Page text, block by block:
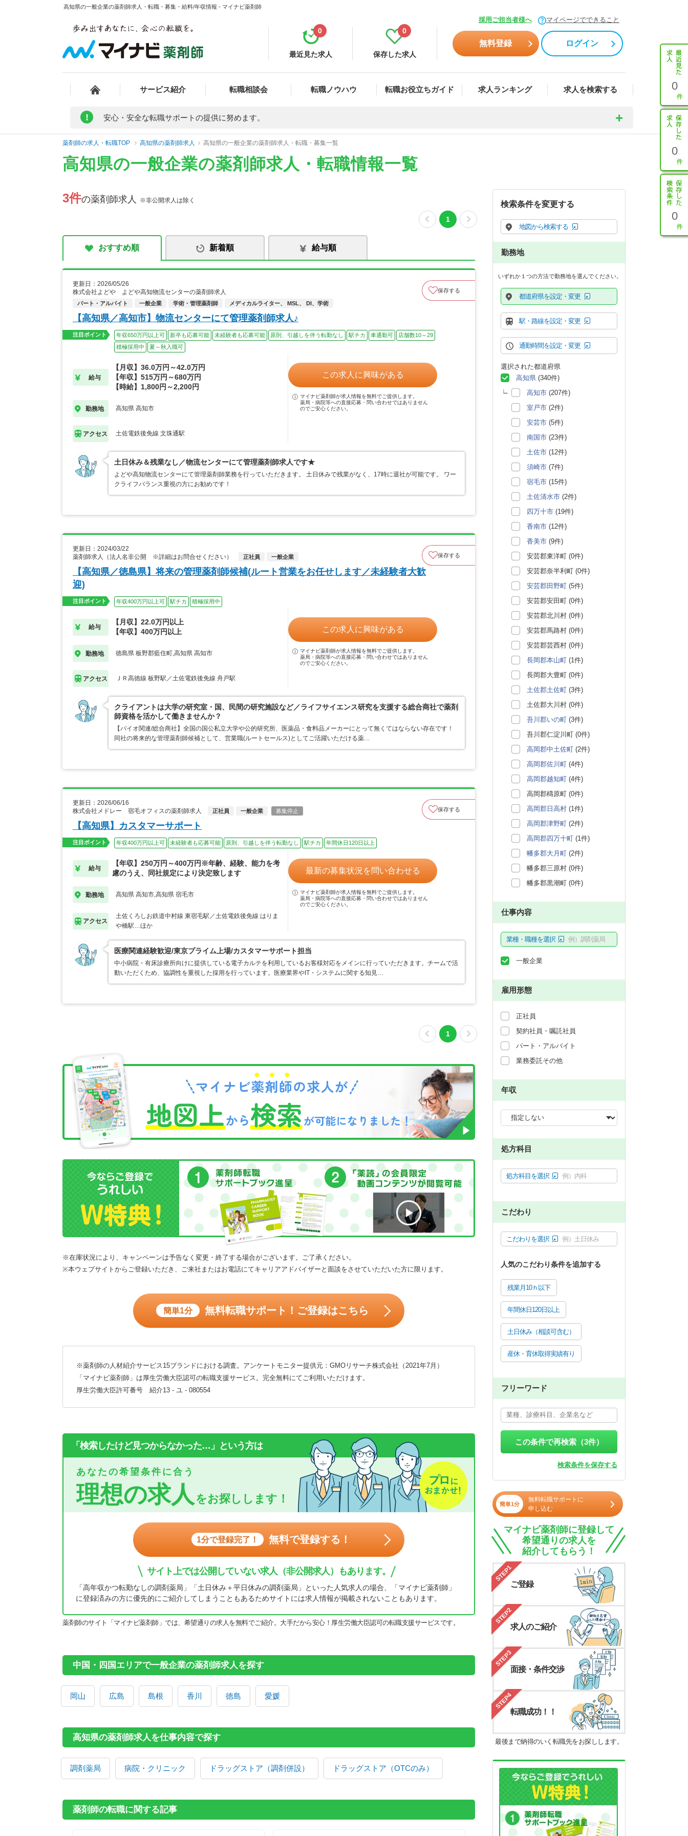
高知県の一般企業の薬剤師求人・転職・募集・給料/年収情報 - マイナビ薬剤師
採用ご担当者様へ マイページでできること
最近見た求人
0
保存した求人
0
無料登録 ログイン
サービス紹介 転職相談会 転職ノウハウ 転職お役立ちガイド 求人ランキング 求人を検索する 0
0
0
! 安心・安全な転職サポートの提供に努めます。
薬剤師の求人・転職TOP 高知県の薬剤師求人 高知県の一般企業の薬剤師求人・転職・募集一覧
高知県の一般企業の薬剤師求人・転職情報一覧
3件の薬剤師求人 ※非公開求人は除く
1
おすすめ順 新着順 給与順
更新日：2026/05/26
株式会社よどや よどや高知物流センターの薬剤師求人
パート・アルバイト 一般企業 学術・管理薬剤師 メディカルライター、 MSL、 DI、学術
保存する
【高知県／高知市】物流センターにて管理薬剤師求人♪
注目ポイント 年収650万円以上可 新卒も応募可能 未経験者も応募可能 原則、引越しを伴う転勤なし 駅チカ 車通勤可
店舗数10～29
積極採用中
夏～秋入職可
給与
【月収】36.0万円～42.0万円
【年収】515万円～680万円
【時給】1,800円～2,200円
勤務地 高知県 高知市
アクセス 土佐電鉄後免線 文珠通駅
この求人に興味がある
マイナビ薬剤師が求人情報を無料でご提供します。
薬局・病院等への直接応募・問い合わせではありません
のでご安心ください。
土日休み＆残業なし／物流センターにて管理薬剤師求人です★
よどや高知物流センターにて管理薬剤師業務を行っていただきます。 土日休みで残業がなく、17時に退社が可能です。 ワー
クライフバランス重視の方にお勧めです！
更新日：2024/03/22
薬剤師求人（法人名非公開 ※詳細はお問合せください）
正社員 一般企業 保存する
【高知県／徳島県】将来の管理薬剤師候補(ルート営業をお任せします／未経験者大歓
迎)
注目ポイント 年収400万円以上可 駅チカ 積極採用中
給与
【月収】22.0万円以上
【年収】400万円以上
勤務地 徳島県 板野郡藍住町,高知県 高知市
アクセス ＪＲ高徳線 板野駅／土佐電鉄後免線 舟戸駅
この求人に興味がある
マイナビ薬剤師が求人情報を無料でご提供します。
薬局・病院等への直接応募・問い合わせではありません
のでご安心ください。
クライアントは大学の研究室・国、民間の研究施設など／ライフサイエンス研究を支援する総合商社で薬剤
師資格を活かして働きませんか？
【バイオ関連/総合商社】全国の国公私立大学や公的研究所、医薬品・食料品メーカーにとって無くてはならない存在です！
同社の将来的な管理薬剤師候補として、営業職(ルートセールス)としてご活躍いただける薬…
更新日：2026/06/16
株式会社メドレー 宿毛オフィスの薬剤師求人
正社員 一般企業 募集停止 保存する
【高知県】カスタマーサポート
注目ポイント 年収400万円以上可 未経験者も応募可能 原則、引越しを伴う転勤なし 駅チカ 年間休日120日以上
給与
【年収】250万円～400万円※年齢、経験、能力を考
慮のうえ、同社規定により決定致します
勤務地 高知県 高知市,高知県 宿毛市
アクセス
土佐くろしお鉄道中村線 東宿毛駅／土佐電鉄後免線 はりま
や橋駅…ほか
最新の募集状況を問い合わせる
マイナビ薬剤師が求人情報を無料でご提供します。
薬局・病院等への直接応募・問い合わせではありません
のでご安心ください。
医療関連経験歓迎/東京プライム上場/カスタマーサポート担当
中小病院・有床診療所向けに提供している電子カルテを利用しているお客様対応をメインに行っていただきます。チームで活
動いただくため、協調性を重視した採用を行っています。医療業界やIT・システムに関する知見…
1
※在庫状況により、キャンペーンは予告なく変更・終了する場合がございます。ご了承ください。
※本ウェブサイトからご登録いただき、ご来社またはお電話にてキャリアアドバイザーと面談をさせていただいた方に限ります。
簡単1分 無料転職サポート！ご登録はこちら
※薬剤師の人材紹介サービス15ブランドにおける調査。アンケートモニター提供元：GMOリサーチ株式会社（2021年7月）
「マイナビ薬剤師」は厚生労働大臣認可の転職支援サービス。完全無料にてご利用いただけます。
厚生労働大臣許可番号 紹介13 - ユ - 080554
「検索したけど見つからなかった…」という方は
あなたの希望条件に合う
理想の求人をお探しします！
1分で登録完了！ 無料で登録する！
サイト上では公開していない求人（非公開求人）もあります。
「高年収かつ転勤なしの調剤薬局」「土日休み＋平日休みの調剤薬局」といった人気求人の場合、「マイナビ薬剤師」
に登録済みの方に優先的にご紹介してしまうこともあるためサイトには求人情報が掲載されないこともあります。
薬剤師のサイト「マイナビ薬剤師」では、希望通りの求人を無料でご紹介。大手だから安心！厚生労働大臣認可の転職支援サービスです。
中国・四国エリアで一般企業の薬剤師求人を探す
岡山 広島 島根 香川 徳島 愛媛
高知県の薬剤師求人を仕事内容で探す
調剤薬局 病院・クリニック ドラッグストア（調剤併設） ドラッグストア（OTCのみ）
薬剤師の転職に関する記事
検索条件を変更する
地図から検索する
勤務地
いずれか１つの方法で勤務地を選んでください。
都道府県を設定・変更
駅・路線を設定・変更
通勤時間を設定・変更
選択された都道府県
高知県 (340件)
高知市 (207件)
室戸市 (2件)
安芸市 (5件)
南国市 (23件)
土佐市 (12件)
須崎市 (7件)
宿毛市 (15件)
土佐清水市 (2件)
四万十市 (19件)
香南市 (12件)
香美市 (9件)
安芸郡東洋町 (0件)
安芸郡奈半利町 (0件)
安芸郡田野町 (5件)
安芸郡安田町 (0件)
安芸郡北川村 (0件)
安芸郡馬路村 (0件)
安芸郡芸西村 (0件)
長岡郡本山町 (1件)
長岡郡大豊町 (0件)
土佐郡土佐町 (3件)
土佐郡大川村 (0件)
吾川郡いの町 (3件)
吾川郡仁淀川町 (0件)
高岡郡中土佐町 (2件)
高岡郡佐川町 (4件)
高岡郡越知町 (4件)
高岡郡檮原町 (0件)
高岡郡日高村 (1件)
高岡郡津野町 (2件)
高岡郡四万十町 (1件)
幡多郡大月町 (2件)
幡多郡三原村 (0件)
幡多郡黒潮町 (0件)
仕事内容
業種・職種を選択 例）調剤薬局
一般企業
雇用形態
正社員
契約社員・嘱託社員
パート・アルバイト
業務委託その他
年収
処方科目
処方科目を選択 例）内科
こだわり
こだわりを選択 例）土日休み
人気のこだわり条件を追加する
残業月10ｈ以下
年間休日120日以上
土日休み（相談可含む）
産休・育休取得実績有り
フリーワード
この条件で再検索（3件）
検索条件を保存する
簡単1分
無料転職サポートに
申し込む
マイナビ薬剤師に登録して
希望通りの求人を
紹介してもらう！
STEP1
ご登録
STEP2
求人のご紹介
STEP3
面接・条件交渉
STEP4
転職成功！！
最後まで納得のいく転職先をお探しします。